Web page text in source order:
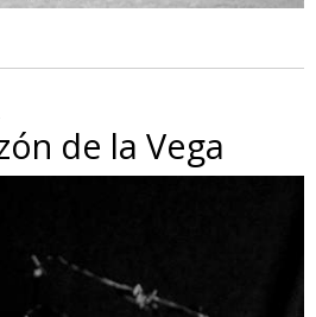
de la Vega